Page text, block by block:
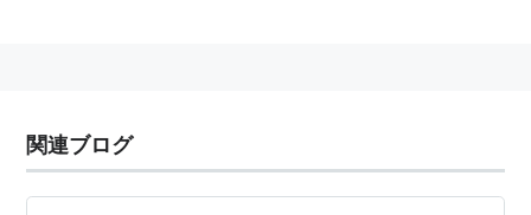
関連ブログ